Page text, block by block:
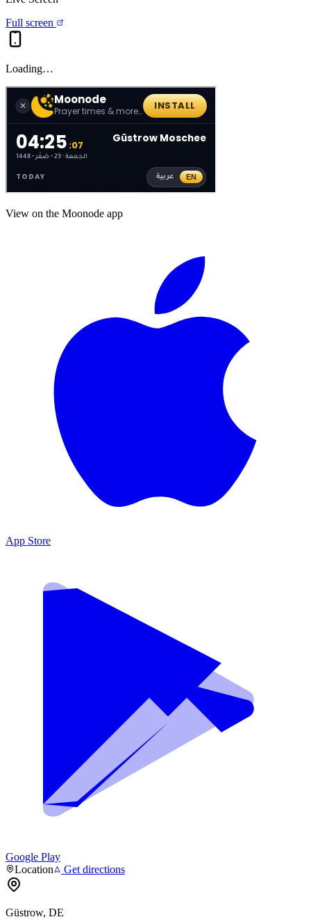
Full screen
Loading…
View on the Moonode app
App Store
Google Play
Location
Get directions
Güstrow, DE